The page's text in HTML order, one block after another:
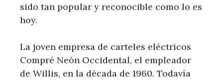
sido tan popular y reconocible como lo es
hoy.
La joven empresa de carteles eléctricos
Compré Neón Occidental, el empleador
de Willis, en la década de 1960. Todavía